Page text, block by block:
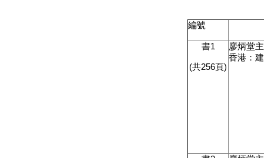
編號
書1
(共256頁)
廖炳堂
香港：